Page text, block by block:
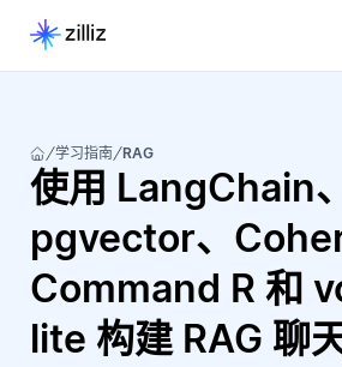
学习指南 RAG
使用 LangChain、
pgvector、
Command R 和
lite 构建 RAG 聊